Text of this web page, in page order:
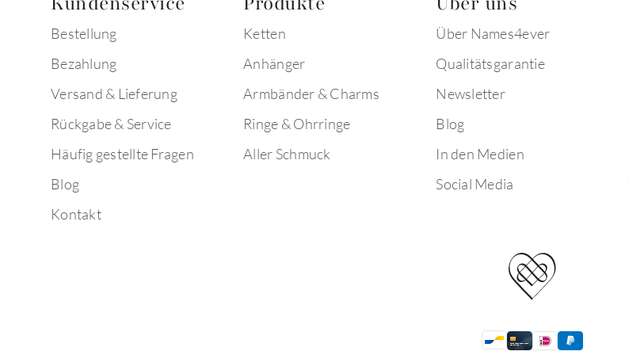
Bestellung
Bezahlung
Versand & Lieferung
Rückgabe & Service
Häufig gestellte Fragen
Blog
Kontakt
Ketten
Anhänger
Armbänder & Charms
Ringe & Ohrringe
Aller Schmuck
Über Names4ever
Qualitätsgarantie
Newsletter
Blog
In den Medien
Social Media